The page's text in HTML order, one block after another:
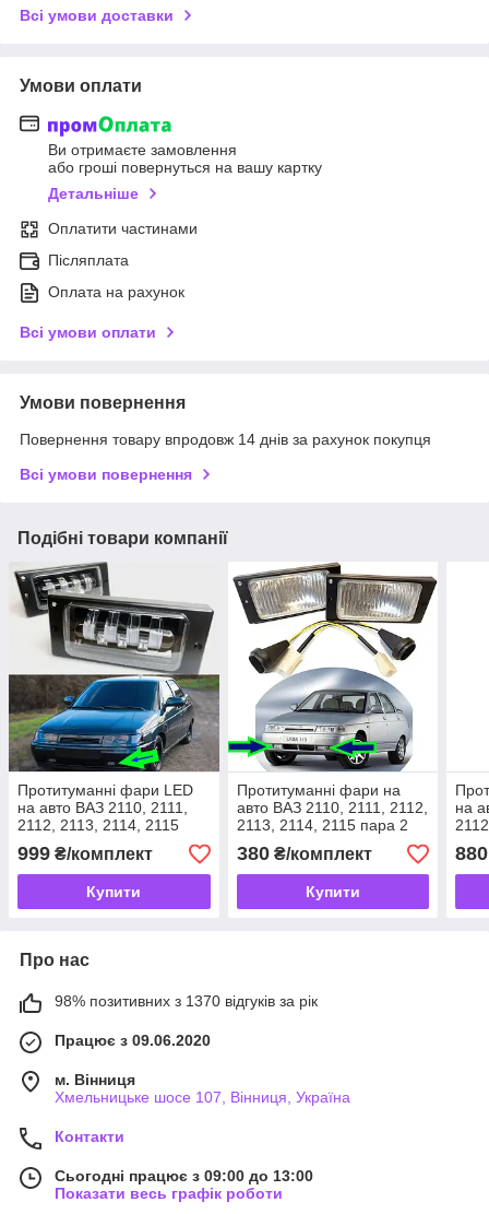
Всі умови доставки
Умови оплати
Ви отримаєте замовлення
або гроші повернуться на вашу картку
Детальніше
Оплатити частинами
Післяплата
Оплата на рахунок
Всі умови оплати
Умови повернення
Повернення товару впродовж 14 днів за рахунок покупця
Всі умови повернення
Подібні товари компанії
Протитуманні фари LED
на авто ВАЗ 2110, 2111,
2112, 2113, 2114, 2115
40W 7 діодів (металічний
корпус)
999 ₴/комплект
Купити
Протитуманні фари на
авто ВАЗ 2110, 2111, 2112,
2113, 2114, 2115 пара 2
шт
380₴/комплект
Купити
на
W
880
Про нас
98% позитивних з 1370 відгуків за рік
Працює з 09.06.2020
м. Вінниця
Хмельницьке шосе 107, Вінниця, Україна
Контакти
Сьогодні працює з 09:00 до 13:00
Показати весь графік роботи